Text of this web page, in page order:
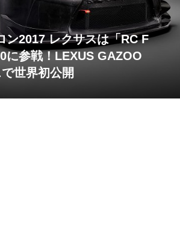
ン2017 レクサスは「RC F
に参戦！LEXUS GAZOO
世界初公開